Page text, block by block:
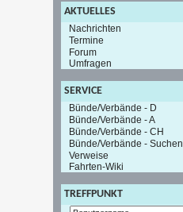
AKTUELLES
Nachrichten
Termine
Forum
Umfragen
SERVICE
Bünde/Verbände - D
Bünde/Verbände - A
Bünde/Verbände - CH
Bünde/Verbände - Suchen
Verweise
Fahrten-Wiki
TREFFPUNKT